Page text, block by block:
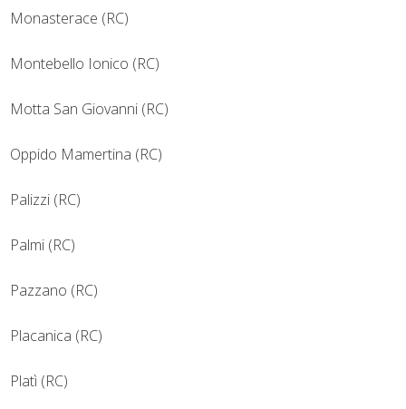
Monasterace (RC)
Montebello Ionico (RC)
Motta San Giovanni (RC)
Oppido Mamertina (RC)
Palizzi (RC)
Palmi (RC)
Pazzano (RC)
Placanica (RC)
Platì (RC)